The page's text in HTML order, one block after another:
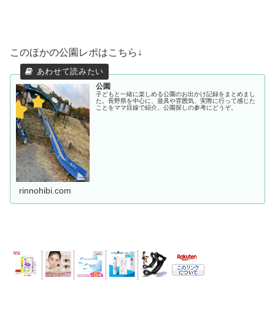
このほかの公園レポはこちら↓
公園
子どもと一緒に楽しめる公園のお出かけ記録をまとめまし
た。長野県を中心に、遊具や雰囲気、実際に行って感じた
ことをママ目線で紹介。公園探しの参考にどうぞ。
rinnohibi.com